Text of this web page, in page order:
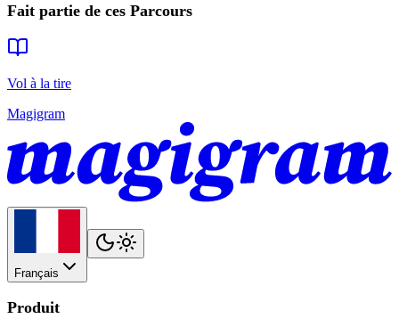
Fait partie de ces Parcours
Vol à la tire
Magigram
Français
Produit